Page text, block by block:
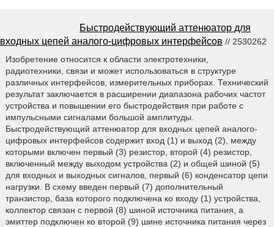
Быстродействующий аттенюатор для
входных цепей аналого-цифровых интерфейсов // 2530262
Изобретение относится к области электротехники,
радиотехники, связи и может использоваться в структуре
различных интерфейсов, измерительных приборах. Технический
результат заключается в расширении диапазона рабочих частот
устройства и повышении его быстродействия при работе с
импульсными сигналами большой амплитуды.
Быстродействующий аттенюатор для входных цепей аналого-
цифровых интерфейсов содержит вход (1) и выход (2), между
которыми включен первый (3) резистор, второй (4) резистор,
включенный между выходом устройства (2) и общей шиной (5)
для входных и выходных сигналов, первый (6) конденсатор цепи
нагрузки. В схему введен первый (7) дополнительный
транзистор, база которого подключена ко входу (1) устройства,
коллектор связан с первой (8) шиной источника питания, а
эмиттер подключен ко второй (9) шине источника питания через